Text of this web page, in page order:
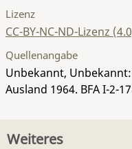
Lizenz
CC-BY-NC-ND-Lizenz
Quellenangabe
Unbekannt,
Ausland 1964. BFA I-2-
Weiteres